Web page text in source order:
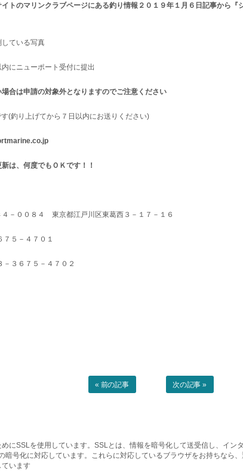
トのマリンクラブページにある釣り情報２０１９年１月６日記事から『
ている写真
にニューポート受付に提出
合は申請の対象外となりますのでご注意ください
(釣り上げてから７日以内にお送りください)
は、何度でもＯＫです！！
－００８４ 東京都江戸川区東葛西３－１７－１６
７５－４７０１
－３６７５－４７０２
« 前の記事 次の記事 »
にSSLを使用しています。SSLとは、情報を暗号化して送受信し、イ
暗号化に対応しています。これらに対応しているブラウザをお持ちな
います